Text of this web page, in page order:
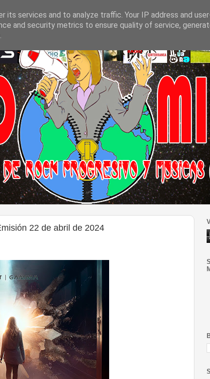
22 de abril de 2024
its services and to analyze traffic. Your IP address and
and security metrics to ensure quality of service,